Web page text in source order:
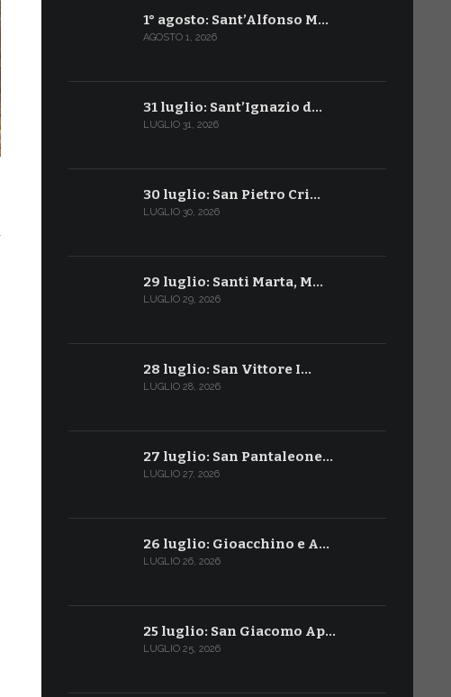
1° agosto: Sant’Alfonso M…
AGOSTO 1, 2026
31 luglio: Sant’Ignazio d…
LUGLIO 31, 2026
30 luglio: San Pietro Cri…
LUGLIO 30, 2026
29 luglio: Santi Marta, M…
LUGLIO 29, 2026
28 luglio: San Vittore I…
LUGLIO 28, 2026
27 luglio: San Pantaleone…
LUGLIO 27, 2026
26 luglio: Gioacchino e A…
LUGLIO 26, 2026
25 luglio: San Giacomo Ap…
LUGLIO 25, 2026